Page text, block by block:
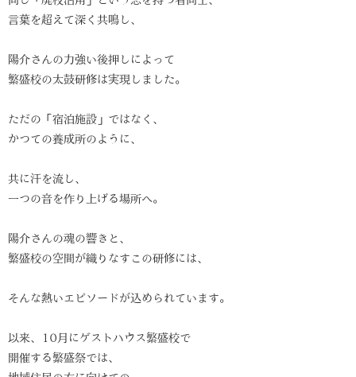
言葉を超えて深く共鳴し、
陽介さんの力強い後押しによって
繁盛校の太鼓研修は実現しました。
ただの「宿泊施設」ではなく、
かつての養成所のように、
共に汗を流し、
一つの音を作り上げる場所へ。
陽介さんの魂の響きと、
繁盛校の空間が織りなすこの研修には、
そんな熱いエピソードが込められています。
以来、10月にゲストハウス繁盛校で
開催する繁盛祭では、